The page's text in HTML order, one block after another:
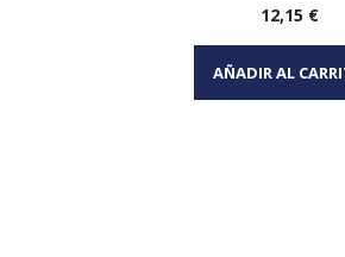
Vista rápida
Precio
12,15 €
AÑADIR AL